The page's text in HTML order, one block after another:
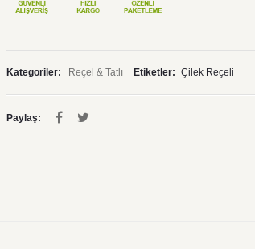
Kategoriler: Reçel & Tatlı Etiketler: Çilek Reçeli
Paylaş: